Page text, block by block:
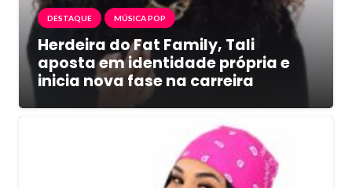
DESTAQUE MÚSICA POP
Herdeira do Fat Family, Tali
aposta em identidade própria e
inicia nova fase na carreira